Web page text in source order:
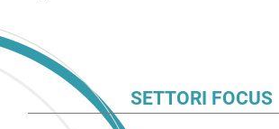
SETTORI FOCUS